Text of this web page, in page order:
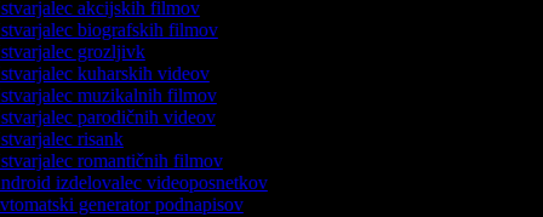
akcijskih filmov
biografskih filmov
grozljivk
kuharskih videov
muzikalnih filmov
parodičnih videov
risank
romantičnih filmov
izdelovalec videoposnetkov
generator podnapisov